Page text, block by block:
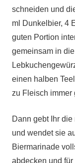
schneiden und
ml Dunkelbier, 4
guten Portion
gemeinsam in
einen halben
zu Fleisch immer
Dann gebt Ihr
und wendet sie
Biermarinade
abdecken und